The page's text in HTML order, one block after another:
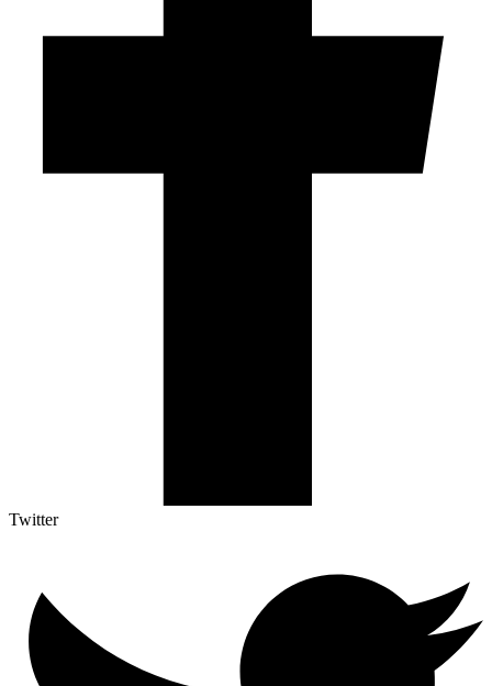
Twitter